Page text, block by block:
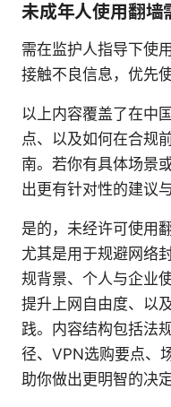
未成年人使用翻墙
需在监护人指导下使
接触不良信息，优先
以上内容覆盖了在中
点、以及如何在合规
南。若你有具体场景
出更有针对性的建议与
是的，未经许可使用
尤其是用于规避网络
规背景、个人与企业
提升上网自由度、以
践。内容结构包括法
径、VPN选购要点、
助你做出更明智的决定